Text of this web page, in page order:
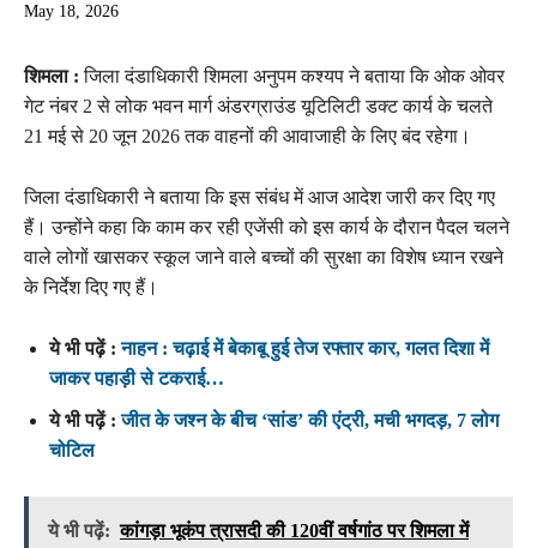
May 18, 2026
शिमला : जिला दंडाधिकारी शिमला अनुपम कश्यप ने बताया कि ओक ओवर
गेट नंबर 2 से लोक भवन मार्ग अंडरग्राउंड यूटिलिटी डक्ट कार्य के चलते
21 मई से 20 जून 2026 तक वाहनों की आवाजाही के लिए बंद रहेगा।
जिला दंडाधिकारी ने बताया कि इस संबंध में आज आदेश जारी कर दिए गए
हैं। उन्होंने कहा कि काम कर रही एजेंसी को इस कार्य के दौरान पैदल चलने
वाले लोगों खासकर स्कूल जाने वाले बच्चों की सुरक्षा का विशेष ध्यान रखने
के निर्देश दिए गए हैं।
ये भी पढ़ें :नाहन : चढ़ाई में बेकाबू हुई तेज रफ्तार कार, गलत दिशा में
जाकर पहाड़ी से टकराई…
ये भी पढ़ें :जीत के जश्न के बीच ‘सांड’ की एंट्री, मची भगदड़, 7 लोग
चोटिल
ये भी पढ़ें: कांगड़ा भूकंप त्रासदी की 120वीं वर्षगांठ पर शिमला में